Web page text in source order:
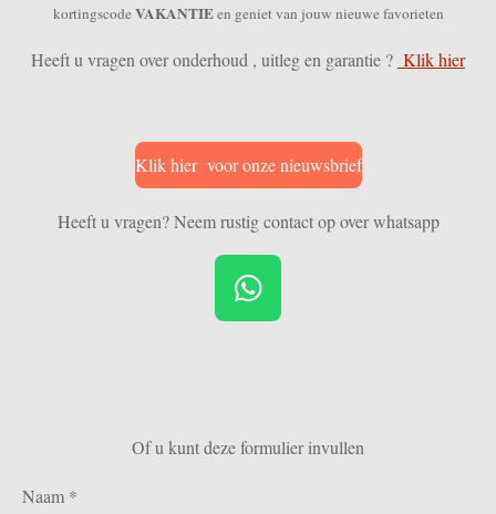
kortingscodeVAKANTIEen geniet van jouw nieuwe favorieten
Heeft u vragen over onderhoud , uitleg en garantie ? Klik hier
Klik hier voor onze nieuwsbrief
Heeft u vragen? Neem rustig contact op over whatsapp
W
h
A
Of u kunt deze formulier invullen
Naam *